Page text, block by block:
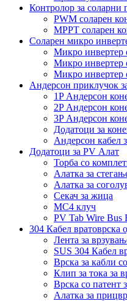
Контролор за соларни
PWM соларен
MPPT соларен
Соларен микро
Микро инвертер
Микро инвертер
Микро инвертер
Андерсон приклучок
1P Андерсон
2P Андерсон
3P Андерсон
Додатоци за
Андерсон кабел
Додатоци за PV Алат
Торба со
Алатка за
Алатка за
Секач за жица
MC4 клуч
PV Tab Wire Bus
304 Кабел вратоврска
Лента за
SUS 304 Кабел
Врска за кабли
Клип за тока за
Врска со патент
Алатка за